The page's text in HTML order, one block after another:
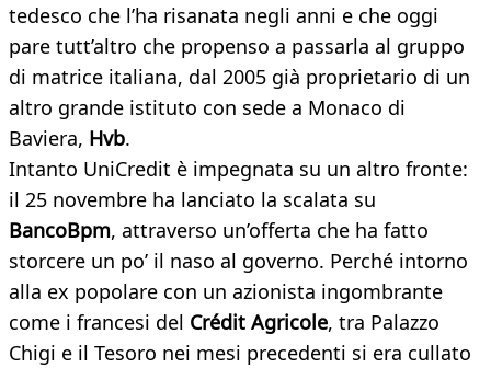
tedesco che l’ha risanata negli anni e che oggi
pare tutt’altro che propenso a passarla al gruppo
di matrice italiana, dal 2005 già proprietario di un
altro grande istituto con sede a Monaco di
Baviera, Hvb.
Intanto UniCredit è impegnata su un altro fronte:
il 25 novembre ha lanciato la scalata su
BancoBpm, attraverso un’offerta che ha fatto
storcere un po’ il naso al governo. Perché intorno
alla ex popolare con un azionista ingombrante
come i francesi del Crédit Agricole, tra Palazzo
Chigi e il Tesoro nei mesi precedenti si era cullato